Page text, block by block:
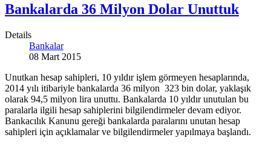
Bankalarda 36 Milyon Dolar Unuttuk
Details
Bankalar
08 Mart 2015
Unutkan hesap sahipleri, 10 yıldır işlem görmeyen hesaplarında,
2014 yılı itibariyle bankalarda 36 milyon 323 bin dolar, yaklaşık
olarak 94,5 milyon lira unuttu. Bankalarda 10 yıldır unutulan bu
paralarla ilgili hesap sahiplerini bilgilendirmeler devam ediyor.
Bankacılık Kanunu gereği bankalarda paralarını unutan hesap
sahipleri için açıklamalar ve bilgilendirmeler yapılmaya başlandı.